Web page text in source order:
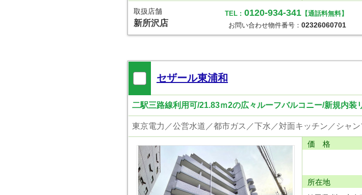
取扱店舗
新所沢店
TEL : 0120-934-341 【通話料無料】
お問い合わせ物件番号：02326060701
セザール東浦和
二駅三路線利用可/21.83ｍ2の広々ルーフバルコニー/新規内装
価 格
所在地